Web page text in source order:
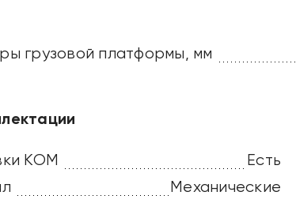
грузовой платформы, мм
КОМ
Есть
Механические